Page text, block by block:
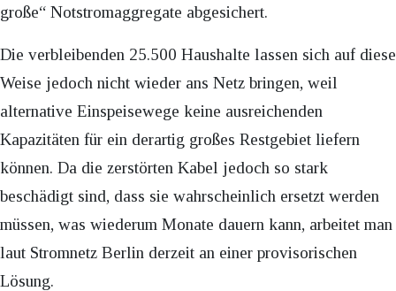
große“ Notstromaggregate abgesichert.
Die verbleibenden 25.500 Haushalte lassen sich auf diese
Weise jedoch nicht wieder ans Netz bringen, weil
alternative Einspeisewege keine ausreichenden
Kapazitäten für ein derartig großes Restgebiet liefern
können. Da die zerstörten Kabel jedoch so stark
beschädigt sind, dass sie wahrscheinlich ersetzt werden
müssen, was wiederum Monate dauern kann, arbeitet man
laut Stromnetz Berlin derzeit an einer provisorischen
Lösung.